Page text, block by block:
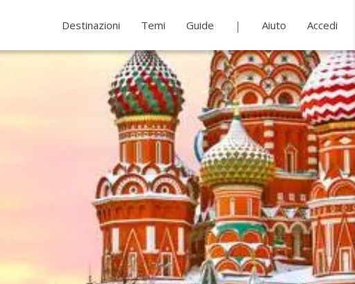
Destinazioni Temi Guide Aiuto Accedi